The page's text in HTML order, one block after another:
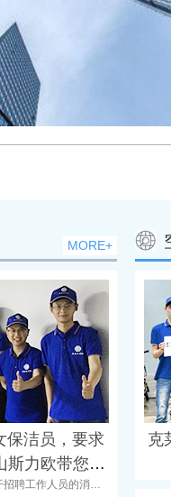
MORE+
保洁员，要求
斯力欧带您前
聘工作人员的消
克